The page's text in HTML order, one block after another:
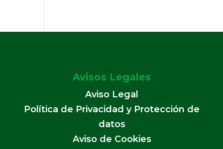
Avisos Legales
Aviso Legal
Política de Privacidad y Protección de
datos
Aviso de Cookies